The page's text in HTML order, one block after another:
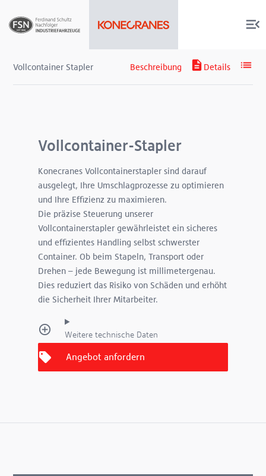
Services
Über uns
Vollcontainer Stapler
Vollcontainer-Stapler
Konecranes Vollcontainerstapler sind darauf
ausgelegt, Ihre Umschlagprozesse zu optimieren
und Ihre Effizienz zu maximieren.
Die präzise Steuerung unserer
Vollcontainerstapler gewährleistet ein sicheres
und effizientes Handling selbst schwerster
Container. Ob beim Stapeln, Transport oder
Drehen – jede Bewegung ist millimetergenau.
Dies reduziert das Risiko von Schäden und erhöht
die Sicherheit Ihrer Mitarbeiter.
Weitere technische Daten